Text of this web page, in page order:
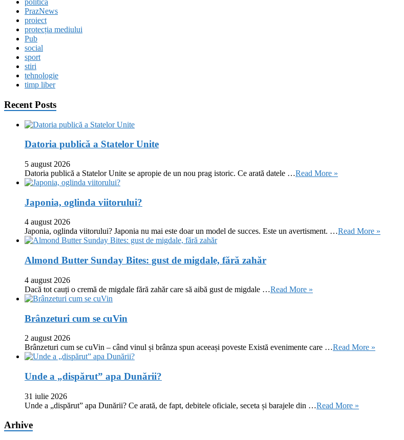
politica
PrazNews
proiect
protecția mediului
Pub
social
sport
stiri
tehnologie
timp liber
Recent Posts
Datoria publică a Statelor Unite
5 august 2026
Datoria publică a Statelor Unite se apropie de un nou prag istoric. Ce arată datele …Read More »
Japonia, oglinda viitorului?
4 august 2026
Japonia, oglinda viitorului? Japonia nu mai este doar un model de succes. Este un avertisment. …Read More »
Almond Butter Sunday Bites: gust de migdale, fără zahăr
4 august 2026
Dacă tot cauți o cremă de migdale fără zahăr care să aibă gust de migdale …Read More »
Brânzeturi cum se cuVin
2 august 2026
Brânzeturi cum se cuVin – când vinul și brânza spun aceeași poveste Există evenimente care …Read More »
Unde a „dispărut” apa Dunării?
31 iulie 2026
Unde a „dispărut” apa Dunării? Ce arată, de fapt, debitele oficiale, seceta și barajele din …Read More »
Arhive